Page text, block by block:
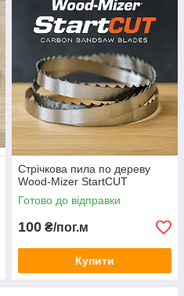
Стрічкова пила по дереву
Wood-Mizer StartCUT
Готово до відправки
100 ₴/пог.м
Купити